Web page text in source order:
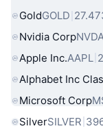
GoldGOLD
Nvidia Corp
Apple Inc.AAPL
Alphabet Inc
Microsoft Corp
SilverSILVER